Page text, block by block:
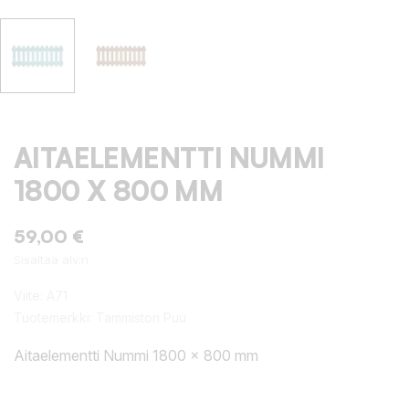
AITAELEMENTTI NUMMI
1800 X 800 MM
59,00 €
Aitaelementti Nummi 1800 x 800 mm